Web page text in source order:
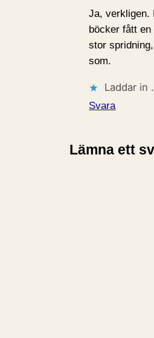
Ja, verkligen.
böcker fått en
stor
som.
Laddar in
Svara
Lämna ett